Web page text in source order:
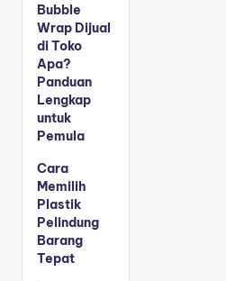
Bubble
Wrap Dijual
di Toko
Apa?
Panduan
Lengkap
untuk
Pemula
Cara
Memilih
Plastik
Pelindung
Barang
Tepat